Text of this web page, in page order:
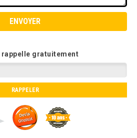
rappelle gratuitement